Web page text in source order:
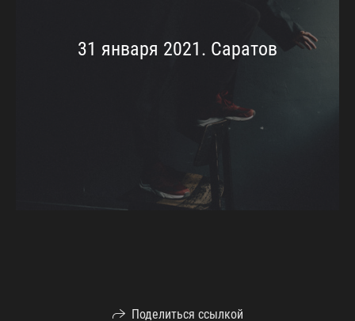
31 января 2021. Саратов
Поделиться ссылкой